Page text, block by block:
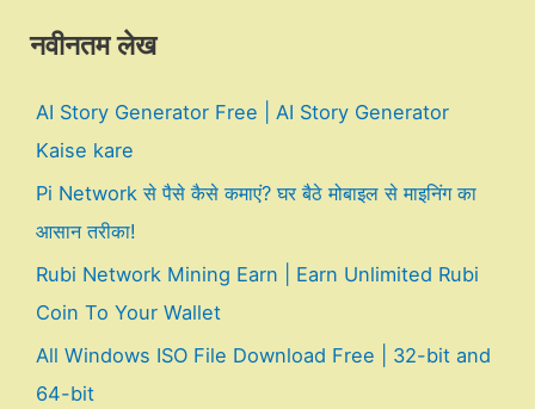
नवीनतम लेख
AI Story Generator Free | AI Story Generator
Kaise kare
Pi Network से पैसे कैसे कमाएं? घर बैठे मोबाइल से माइनिंग का
आसान तरीका!
Rubi Network Mining Earn | Earn Unlimited Rubi
Coin To Your Wallet
All Windows ISO File Download Free | 32-bit and
64-bit